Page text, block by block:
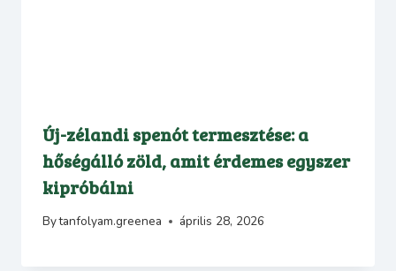
Új-zélandi spenót termesztése: a
hőségálló zöld, amit érdemes egyszer
kipróbálni
Bytanfolyam.greenea április 28, 2026